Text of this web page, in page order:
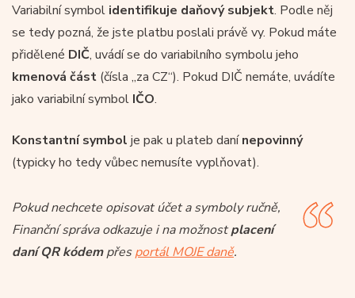
Variabilní symbol identifikuje daňový subjekt. Podle něj
se tedy pozná, že jste platbu poslali právě vy. Pokud máte
přidělené DIČ, uvádí se do variabilního symbolu jeho
kmenová část (čísla „za CZ“). Pokud DIČ nemáte, uvádíte
jako variabilní symbol IČO.
Konstantní symbol je pak u plateb danínepovinný
(typicky ho tedy vůbec nemusíte vyplňovat).
Pokud nechcete opisovat účet a symboly ručně,
Finanční správa odkazuje i na možnostplacení
daní QR kódempřesportál MOJE daně.